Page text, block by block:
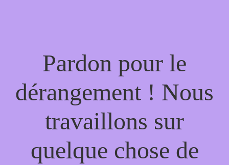
Pardon pour le
dérangement ! Nous
travaillons sur
quelque chose de